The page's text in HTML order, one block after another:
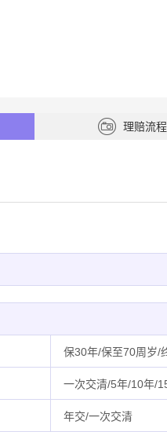
理赔流程
保30年/保至70周岁/
一次交清/5年/10年/
年交/一次交清